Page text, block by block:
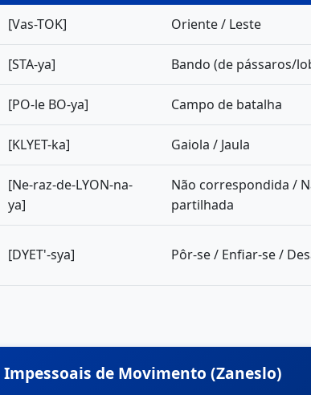
[Vas-TOK] Oriente / Leste
[STA-ya] Bando (de pássaros/
[PO-le BO-ya] Campo de batalha
[KLYET-ka] Gaiola / Jaula
[Ne-raz-de-LYON-na-
ya]
Não correspondida /
partilhada
[DYET'-sya] Pôr-se / Enfiar-se /
Impessoais de Movimento (Zaneslo)